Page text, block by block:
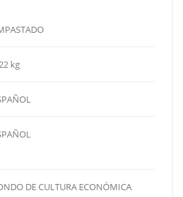
kg
DE CULTURA ECONÓMICA